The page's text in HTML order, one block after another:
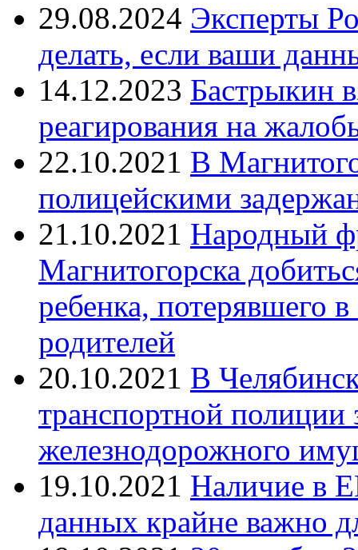
29.08.2024 Эксперты
делать, если ваши
14.12.2023 Бастрыкин
реагирования на
22.10.2021 В
полицейскими
21.10.2021 Народный
Магнитогорска
ребенка, потерявшего
родителей
20.10.2021 В
транспортной
железнодорожного
19.10.2021 Наличие в
данных крайне важно